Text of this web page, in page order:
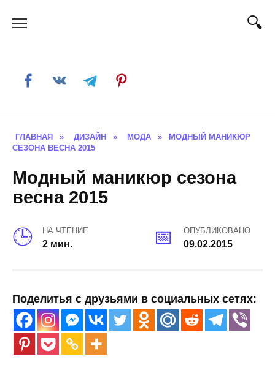
ГЛАВНАЯ » ДИЗАЙН » МОДА »
МОДНЫЙ МАНИКЮР
СЕЗОНА ВЕСНА 2015
Модный маникюр сезона
весна 2015
НА ЧТЕНИЕ
2 мин.
ОПУБЛИКОВАНО
09.02.2015
Поделитья с друзьями в социальных сетях: